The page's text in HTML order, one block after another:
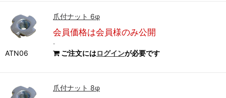
ATN06
爪付ナット 6φ
会員価格は会員様のみ公開
-
ご注文にはログインが必要です
爪付ナット 8φ